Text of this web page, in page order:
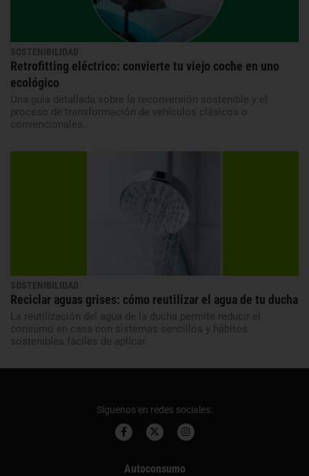
SOSTENIBILIDAD
Retrofitting eléctrico: convierte tu viejo coche en uno
ecológico
Una guía detallada sobre la reconversión sostenible y el
proceso de transformación de vehículos clásicos o
convencionales.
SOSTENIBILIDAD
Reciclar aguas grises: cómo reutilizar el agua de tu ducha
La reutilización del agua de la ducha permite reducir el
consumo en casa con sistemas sencillos y hábitos
sostenibles fáciles de aplicar.
Síguenos en redes sociales:
Autoconsumo